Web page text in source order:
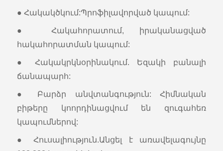
● Հակակծկում:Պրոֆիլավորված կապում:
● Հակահորատում, իրականացված
հակահորատման կապում:
● Հակակրկնօրինակում. Եզակի բանալի
ճանապարհ:
● Բարձր անվտանգություն: Հիմնական
բիթերը կոորդինացվում են զուգահեռ
կապումներով:
● Հուսալիություն.Անցել է առավելագույնը